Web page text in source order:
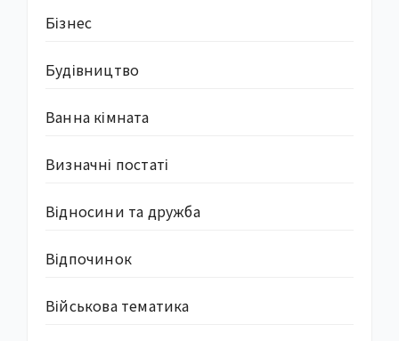
Бізнес
Будівництво
Ванна кімната
Визначні постаті
Відносини та дружба
Відпочинок
Військова тематика